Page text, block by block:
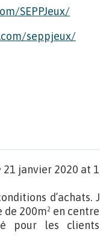
SEPPJeux/
seppjeux/
21 janvier 2020 at
d’achats.
200m² en
pour les